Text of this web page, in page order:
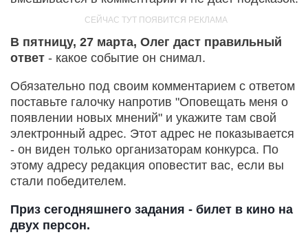
В пятницу, 27 марта, Олег даст правильный
ответ - какое событие он снимал.
Обязательно под своим комментарием с ответом
поставьте галочку напротив "Оповещать меня о
появлении новых мнений" и укажите там свой
электронный адрес. Этот адрес не показывается
- он виден только организаторам конкурса. По
этому адресу редакция оповестит вас, если вы
стали победителем.
Приз сегодняшнего задания - билет в кино на
двух персон.